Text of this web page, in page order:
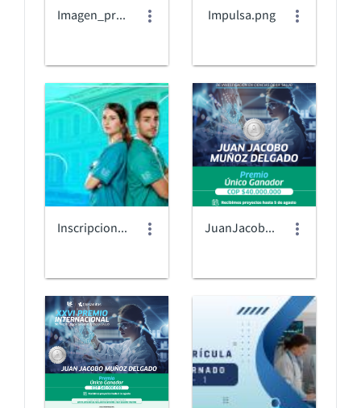
Imagen_pregrado.png Impulsa.png
Inscripciones posgrados JuanJacobo_Página web (1).png